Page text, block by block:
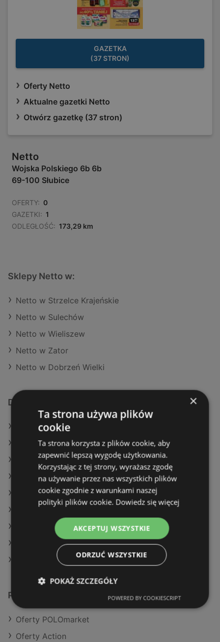
GAZETKA
(37 STRON)
Oferty Netto
Aktualne gazetki Netto
Otwórz gazetkę (37 stron)
Netto
Wojska Polskiego 6b 6b
69-100 Słubice
OFERTY: 0
GAZETKI: 1
ODLEGŁOŚĆ: 173,29 km
Sklepy Netto w:
Netto w Strzelce Krajeńskie
Netto w Sulechów
Netto w Wieliszew
Netto w Zator
Netto w Dobrzeń Wielki
Dodatkowe łącza
Oferty Netto
Oferty Dino
Oferty Selgros
Aktualne gazetki Dealz
Aktualne gazetki Delikatesy Centrum
Aktualne gazetki Makro
Aktualne gazetki Kaufland
Aktualne gazetki Żabka
Sklepy Netto w Międzyzdroje
Podobne sklepy detaliczne
Oferty POLOmarket
Oferty Action
×
Ta strona używa plików
cookie
Ta strona korzysta z plików cookie, aby
zapewnić lepszą wygodę użytkowania.
Korzystając z tej strony, wyrażasz zgodę
na używanie przez nas wszystkich plików
cookie zgodnie z warunkami naszej
polityki plików cookie. Dowiedz się więcej
AKCEPTUJ WSZYSTKIE
ODRZUĆ WSZYSTKIE
POKAŻ SZCZEGÓŁY
POWERED BY COOKIESCRIPT